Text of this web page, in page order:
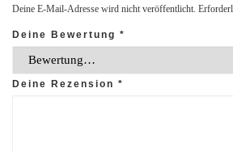
Deine E-Mail-Adresse wird nicht veröffentlicht.
Deine Bewertung *
Deine Rezension *